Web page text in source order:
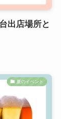
出店場所と
夏のイベント